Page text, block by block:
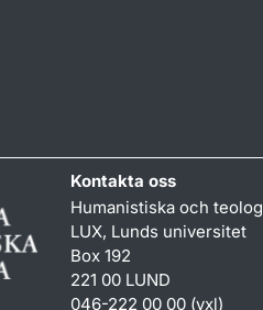
Kontakta oss
Humanistiska och
LUX, Lunds universitet
Box 192
221 00 LUND
046-222 00 00 (vxl)